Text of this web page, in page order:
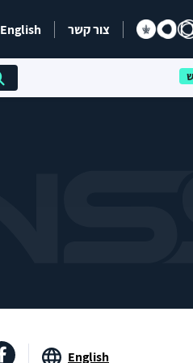
צור קשר English
English